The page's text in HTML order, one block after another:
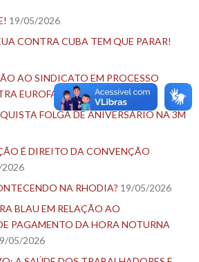
19/05/2026
CONTRA CUBA TEM QUE PARAR!
AO SINDICATO EM PROCESSO
EUROFARMA 19/05/2026
FOLGA DE ANIVERSÁRIO NA 3M
É DIREITO DA CONVENÇÃO
NA RHODIA? 19/05/2026
BLAU EM RELAÇÃO AO
PAGAMENTO DA HORA NOTURNA
05/2026